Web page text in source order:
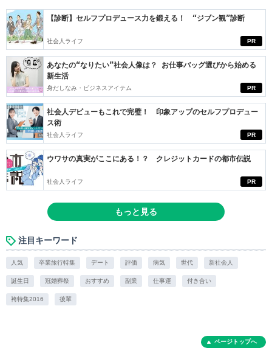
PR
【診断】セルフプロデュース力を鍛える！ “ジブン観”診断
社会人ライフ
PR
あなたの“なりたい”社会人像は？ お仕事バッグ選びから始める
新生活
身だしなみ・ビジネスアイテム
PR
社会人デビューもこれで完璧！ 印象アップのセルフプロデュー
ス術
社会人ライフ
PR
ウワサの真実がここにある！？ クレジットカードの都市伝説
社会人ライフ
もっと見る
注目キーワード
人気 卒業旅行特集 デート 評価 病気 世代 新社会人
誕生日 冠婚葬祭 おすすめ 副業 仕事運 付き合い
袴特集2016 後輩
ページトップへ